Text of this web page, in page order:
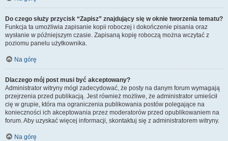
Do czego służy przycisk “Zapisz” znajdujący się w oknie tworzenia tematu?
Funkcja ta umożliwia zapisanie kopii roboczej i dokończenie pisania oraz
wysłanie w późniejszym czasie. Zapisaną kopię roboczą można wczytać z
poziomu panelu użytkownika.
Na górę
Dlaczego mój post musi być akceptowany?
Administrator witryny mógł zadecydować, że posty na danym forum wymagają
przejrzenia przed publikacją. Jest również możliwe, że administrator umieścił
cię w grupie, która ma ograniczenia publikowania postów polegające na
konieczności ich akceptowania przez moderatorów przed opublikowaniem na
forum. Aby uzyskać więcej informacji, skontaktuj się z administratorem witryny.
Na górę